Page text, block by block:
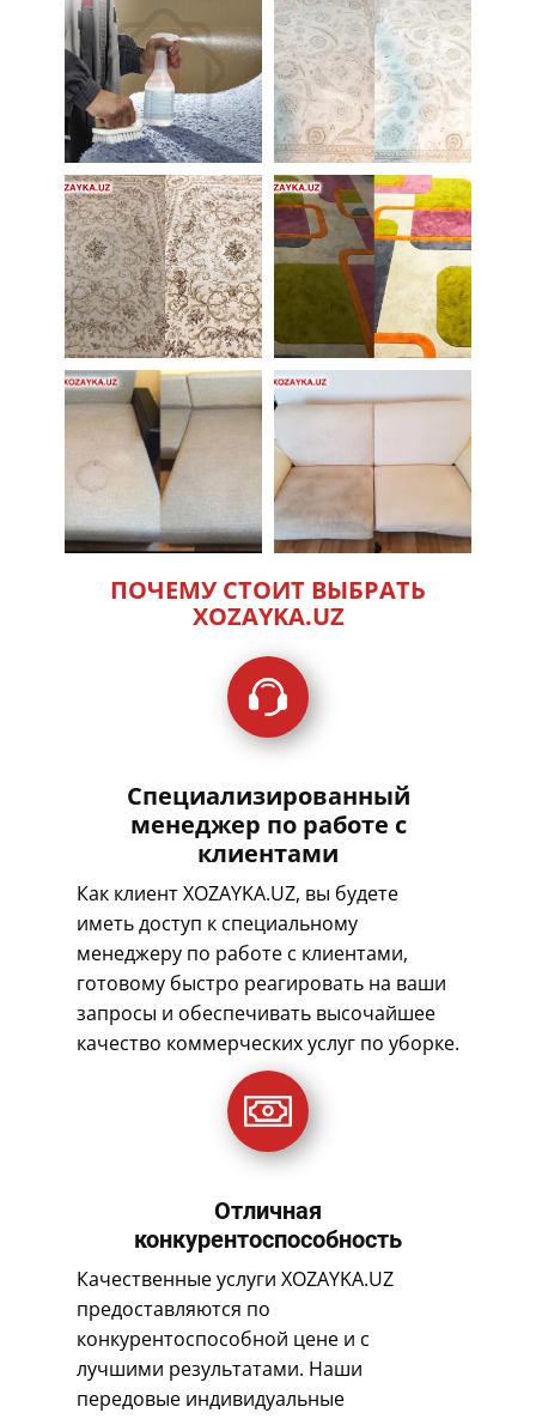
ПОЧЕМУ СТОИТ ВЫБРАТЬ
XOZAYKA.UZ
Специализированный
менеджер по работе с
клиентами
Как клиент XOZAYKA.UZ, вы будете
иметь доступ к специальному
менеджеру по работе с клиентами,
готовому быстро реагировать на ваши
запросы и обеспечивать высочайшее
качество коммерческих услуг по уборке.
Отличная
конкурентоспособность
Качественные услуги XOZAYKA.UZ
предоставляются по
конкурентоспособной цене и с
лучшими результатами. Наши
передовые индивидуальные